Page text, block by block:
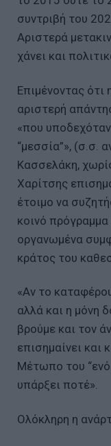
συντριβή του
Αριστερά
χάνει και
Επιμένοντας ότι
αριστερή
«που
“μεσσία”», (σ.σ.
Κασσελάκη,
Χαρίτσης
έτοιμο να
κοινό
οργανωμένα
κράτος του
«Αν το
αλλά και η μόνη
βρούμε και τον
επισημαίνει και
Μέτωπο του
υπάρξει ποτέ».
Ολόκληρη η